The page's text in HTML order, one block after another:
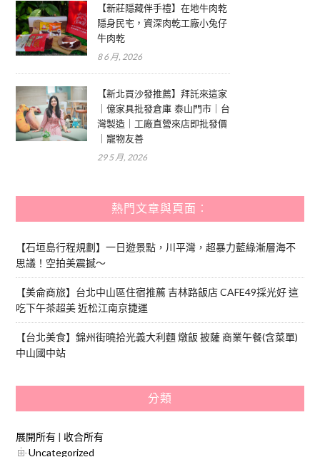
【新莊隱藏伴手禮】在地牛肉乾
隱身民宅，資深肉乾工廠小兔仔
牛肉乾
8 6 月, 2026
【新北買沙發推薦】拜託來這家
｜億家具批發倉庫 泰山門市｜台
灣製造｜工廠直營來店即批發價
｜寵物友善
29 5 月, 2026
熱門文章與頁面︰
【石垣島行程規劃】一日遊景點，川平灣，超暴力藍綠漸層海不
思議！空拍美震撼～
【美侖商旅】台北中山區住宿推薦 吉林路飯店 CAFE49採光好 這
吃下午茶超美 近松江南京捷運
【台北美食】錦州街曉拾光義大利麵 燉飯 披薩 商業午餐(含菜單)
中山國中站
分類
展開所有 | 收合所有
Uncategorized